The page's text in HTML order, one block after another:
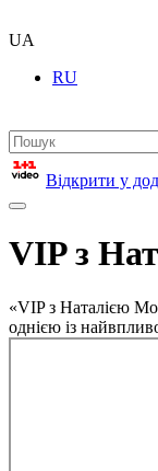
UA
RU
Відкрити у
VIP з
«VIP з Наталією
однією із